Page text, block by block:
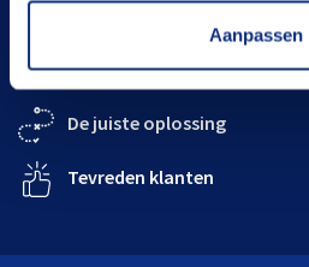
Aanpassen
Goed onderhouden
De juiste oplossing
Tevreden klanten